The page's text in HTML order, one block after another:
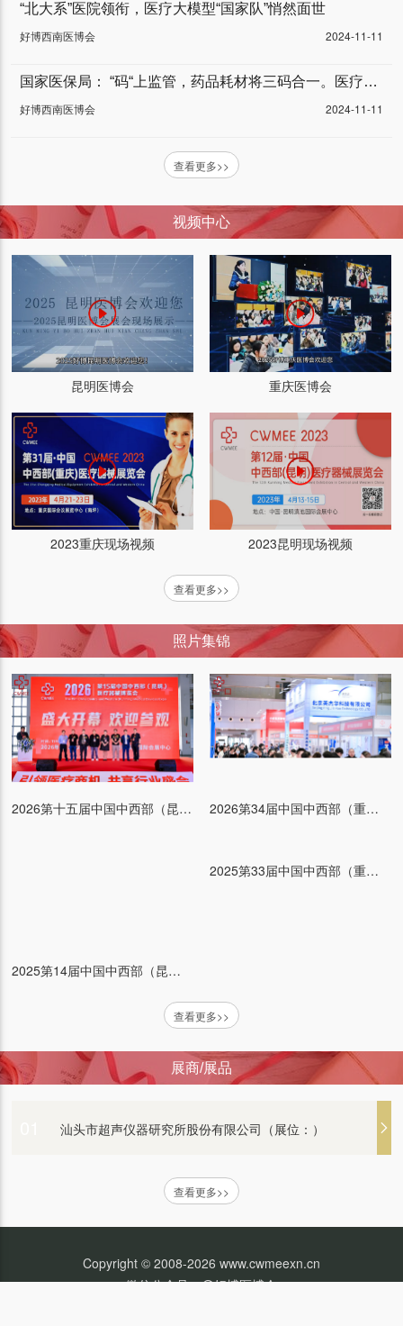
“北大系”医院领衔，医疗大模型“国家队”悄然面世
好博西南医博会
2024-11-11
国家医保局： “码“上监管，药品耗材将三码合一。医疗器械行业将迎来“车同轨”“书同文”，大一统的全新阶段！
好博西南医博会
2024-11-11
查看更多>>
视频中心
昆明医博会 重庆医博会
2023重庆现场视频 2023昆明现场视频
查看更多>>
照片集锦
2026第十五届中国中西部（昆明）医疗器械博览会 2026第34届中国中西部（重庆）医疗器械博览会
2025第14届中国中西部（昆明）医疗器械博览会
2025第33届中国中西部（重庆）医疗器械博览会
查看更多>>
展商/展品
普康医疗（展位：）
艾康生物技术（杭州）有限公司 （展位：）
江苏普仕达医疗科技有限公司（展位：）
汕头市超声仪器研究所股份有限公司（展位：）
查看更多>>
Copyright © 2008-2026 www.cwmeexn.cn
微信公众号：@好博医博会